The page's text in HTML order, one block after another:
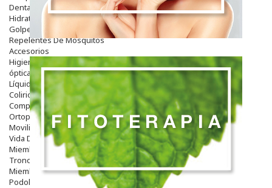
Dentales
Hidratantes
Golpes Y Hematomas
Repelentes De Mosquitos
Accesorios
Higiene
óptica
Líquidos Lentillas
Colirios
Complementos Alimentarios.
Ortopedia - Accesorios
Movilidad
Vida Diaria
Miembro Superior
Tronco
Miembro Inferior
Podología